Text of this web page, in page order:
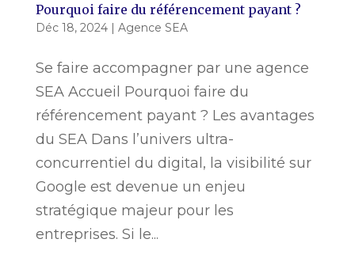
Pourquoi faire du référencement payant ?
Déc 18, 2024| Agence SEA
Se faire accompagner par une agence
SEA Accueil Pourquoi faire du
référencement payant ? Les avantages
du SEA Dans l’univers ultra-
concurrentiel du digital, la visibilité sur
Google est devenue un enjeu
stratégique majeur pour les
entreprises. Si le...